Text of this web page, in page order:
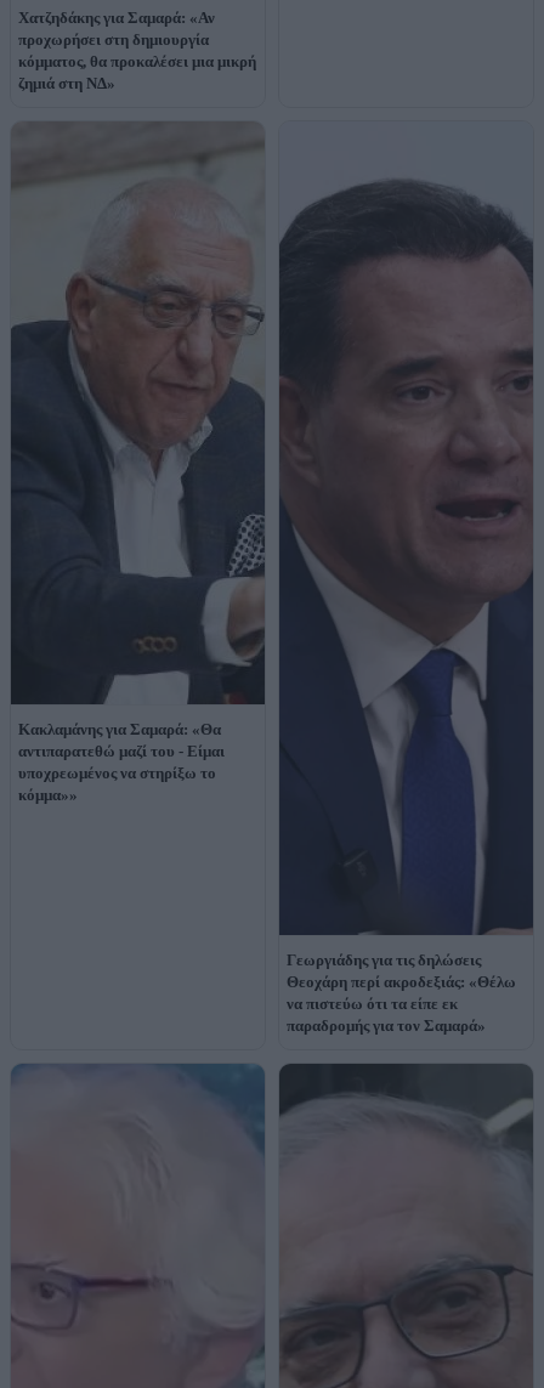
Χατζηδάκης για Σαμαρά: «Αν
προχωρήσει στη δημιουργία
κόμματος, θα προκαλέσει μια μικρή
ζημιά στη ΝΔ»
Κακλαμάνης για Σαμαρά: «Θα
αντιπαρατεθώ μαζί του - Είμαι
υποχρεωμένος να στηρίξω το
κόμμα»»
Γεωργιάδης για τις δηλώσεις
Θεοχάρη περί ακροδεξιάς: «Θέλω
να πιστεύω ότι τα είπε εκ
παραδρομής για τον Σαμαρά»